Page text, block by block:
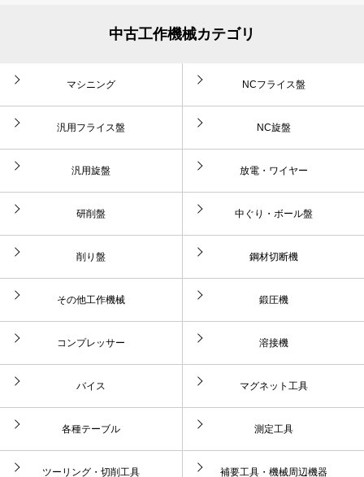
中古工作機械カテゴリ
マシニング NCフライス盤
汎用フライス盤 NC旋盤
汎用旋盤 放電・ワイヤー
研削盤 中ぐり・ボール盤
削り盤 鋼材切断機
その他工作機械 鍛圧機
コンプレッサー 溶接機
バイス マグネット工具
各種テーブル 測定工具
ツーリング・切削工具 補要工具・機械周辺機器